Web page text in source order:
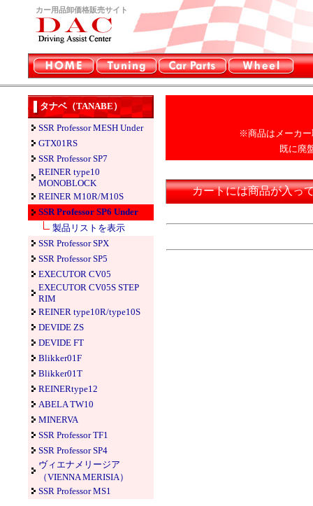
カー用品卸価格販売サイト
タナベ（TANABE）
SSR Professor MESH Under
GTX01RS
SSR Professor SP7
REINER type10
MONOBLOCK
REINER M10R/M10S
SSR Professor SP6 Under
製品リストを表示
SSR Professor SPX
SSR Professor SP5
EXECUTOR CV05
EXECUTOR CV05S STEP
RIM
REINER type10R/type10S
DEVIDE ZS
DEVIDE FT
Blikker01F
Blikker01T
REINERtype12
ABELA TW10
MINERVA
SSR Professor TF1
SSR Professor SP4
ヴィエナメリージア
（VIENNA MERISIA）
SSR Professor MS1
※商品はメーカー
既に廃
カートには商品が入っ